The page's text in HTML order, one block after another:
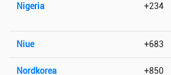
Nigeria +234
Niue +683
Nordkorea +850